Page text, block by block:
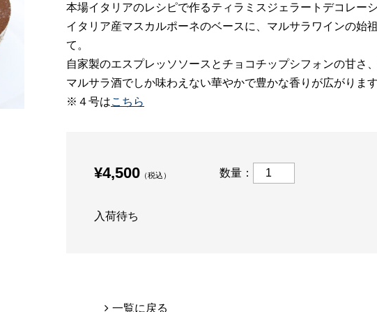
本場イタリアのレシピで作るティラミスジェラートデコレーシ
イタリア産マスカルポーネのベースに、マルサラワインの始
て。
自家製のエスプレッソソースとチョコチップシフォンの甘さ
マルサラ酒でしか味わえない華やかで豊かな香りが広がりま
※４号はこちら
¥4,500 （税込） 数量：
入荷待ち
一覧に戻る